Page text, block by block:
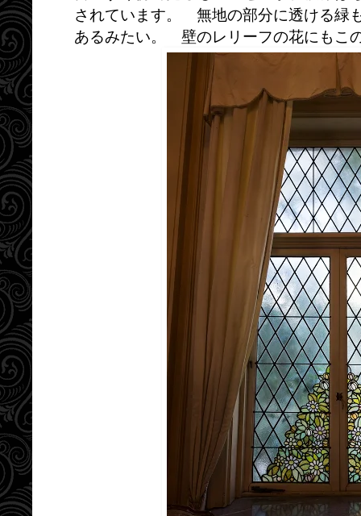
されています。 無地の部分に透ける緑
あるみたい。 壁のレリーフの花にもこ